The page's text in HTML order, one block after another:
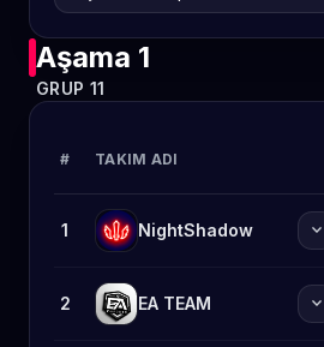
Aşama 1
GRUP 11
# TAKIM ADI
1 NightShadow expand_more
2 EA TEAM expand_more